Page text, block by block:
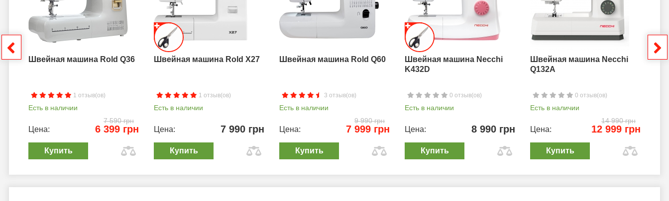
Швейная машина Rold Q36
1 отзыв(ов)
Есть в наличии
7 590 грн
Цена: 6 399 грн
Купить
Швейная машина Rold X27
1 отзыв(ов)
Есть в наличии
Цена: 7 990 грн
Купить
Швейная машина Rold Q60
3 отзыв(ов)
Есть в наличии
9 990 грн
Цена: 7 999 грн
Купить
Швейная машина Necchi
K432D
0 отзыв(ов)
Есть в наличии
Цена: 8 990 грн
Купить
Швейная машина Necchi
Q132A
0 отзыв(ов)
Есть в наличии
14 990 грн
Цена: 12 999 грн
Купить